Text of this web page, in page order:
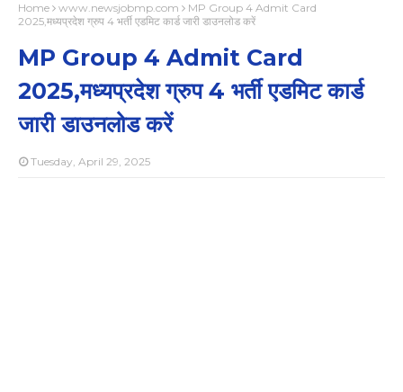
Home www.newsjobmp.com
MP Group 4 Admit Card
2025,मध्यप्रदेश ग्रुप 4 भर्ती एडमिट कार्ड जारी डाउनलोड करें
MP Group 4 Admit Card
2025,मध्यप्रदेश ग्रुप 4 भर्ती एडमिट कार्ड
जारी डाउनलोड करें
Tuesday, April 29, 2025